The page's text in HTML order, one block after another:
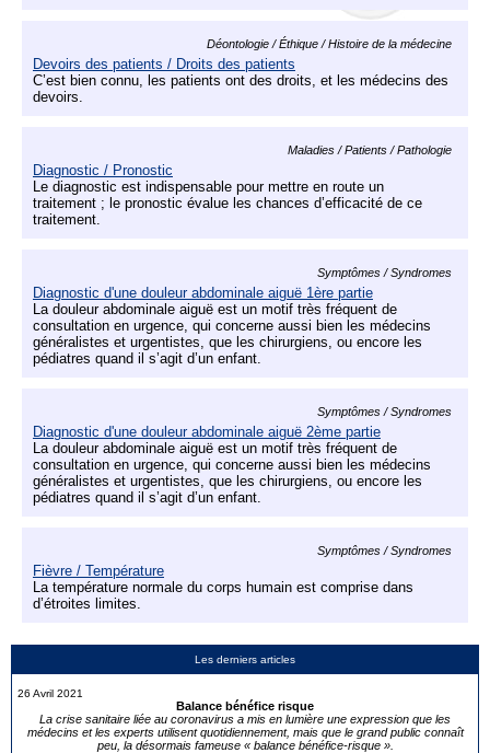
Les derniers articles
26 Avril 2021
Balance bénéfice risque
La crise sanitaire liée au coronavirus a mis en lumière une expression que les
médecins et les experts utilisent quotidiennement, mais que le grand public connaît
peu, la désormais fameuse « balance bénéfice-risque ».
Déontologie / Éthique / Histoire de la médecine
Devoirs des patients / Droits des patients
C’est bien connu, les patients ont des droits, et les médecins des
devoirs.
Maladies / Patients / Pathologie
Diagnostic / Pronostic
Le diagnostic est indispensable pour mettre en route un
traitement ; le pronostic évalue les chances d’efficacité de ce
traitement.
Symptômes / Syndromes
Diagnostic d'une douleur abdominale aiguë 1ère partie
La douleur abdominale aiguë est un motif très fréquent de
consultation en urgence, qui concerne aussi bien les médecins
généralistes et urgentistes, que les chirurgiens, ou encore les
pédiatres quand il s’agit d’un enfant.
Symptômes / Syndromes
Diagnostic d'une douleur abdominale aiguë 2ème partie
La douleur abdominale aiguë est un motif très fréquent de
consultation en urgence, qui concerne aussi bien les médecins
généralistes et urgentistes, que les chirurgiens, ou encore les
pédiatres quand il s’agit d’un enfant.
Symptômes / Syndromes
Fièvre / Température
La température normale du corps humain est comprise dans
d’étroites limites.